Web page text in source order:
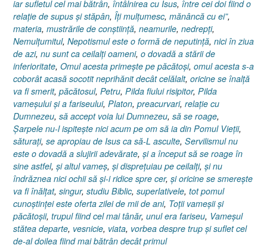
iar sufletul cel mai bătrân, întâlnirea cu Isus, între cei doi fiind o
relaţie de supus şi stăpân, Îţi mulţumesc, mănâncă cu ei”,
materia, mustrările de conştiinţă, neamurile, nedrepţi,
Nemulţumitul, Nepotismul este o formă de neputinţă, nici în ziua
de azi, nu sunt ca ceilalţi oameni, o dovadă a stării de
inferioritate, Omul acesta primeşte pe păcătoşi, omul acesta s-a
coborât acasă socotit neprihănit decât celălalt, oricine se înalţă
va fi smerit, păcătosul, Petru, Pilda fiului risipitor, Pilda
vameşului şi a fariseului, Platon, preacurvari, relaţie cu
Dumnezeu, să accept voia lui Dumnezeu, să se roage,
Şarpele nu-l ispiteşte nici acum pe om să ia din Pomul Vieţii,
săturaţi, se apropiau de Isus ca să-L asculte, Servilismul nu
este o dovadă a slujirii adevărate, şi a început să se roage în
sine astfel, şi altul vameş, şi dispreţuiau pe ceilalţi, şi nu
îndrăznea nici ochii să şi-i ridice spre cer, şi oricine se smereşte
va fi înălţat, singur, studiu Biblic, superlativele, tot pomul
cunoştinţei este oferta zilei de mii de ani, Toţii vameşii şi
păcătoşii, trupul fiind cel mai tânăr, unul era fariseu, Vameşul
stătea departe, vesnicie, viata, vorbea despre trup şi suflet cel
de-al doilea fiind mai bătrân decât primul